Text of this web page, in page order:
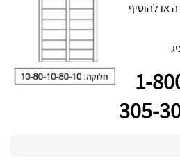
או להוסיף
1-800-
305-